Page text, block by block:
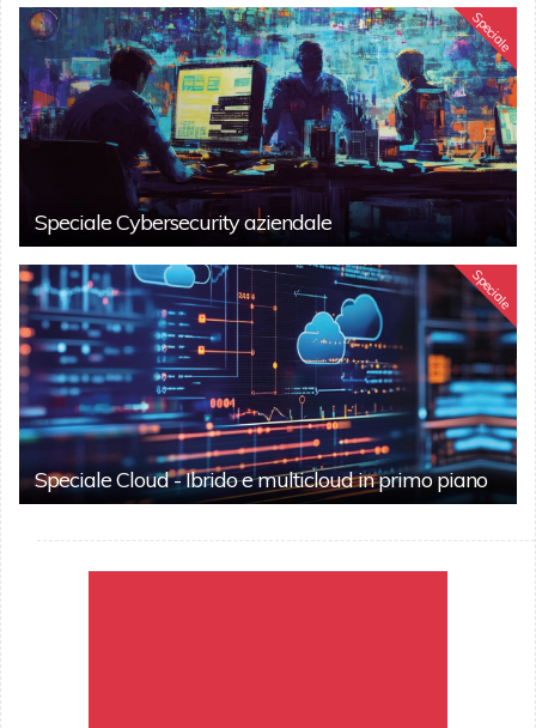
Speciale
Speciale Cybersecurity aziendale
Speciale
Speciale Cloud - Ibrido e multicloud in primo piano